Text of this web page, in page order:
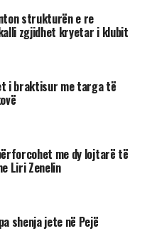
strukturën e re
zgjidhet kryetar i klubit
i braktisur me targa të
me dy lojtarë të
Liri Zenelin
shenja jete në Pejë